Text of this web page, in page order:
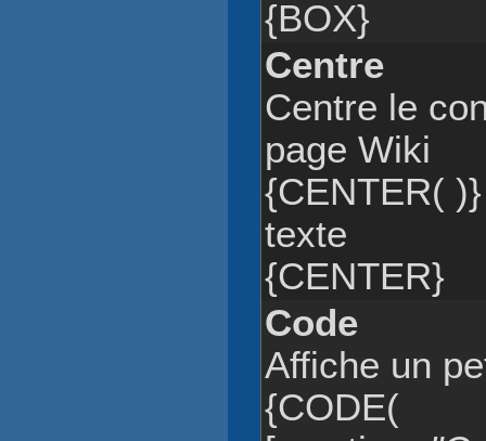
{BOX}
Centre
Centre le
page Wiki
{CENTER( )}
texte
{CENTER}
Code
Affiche un
{CODE(